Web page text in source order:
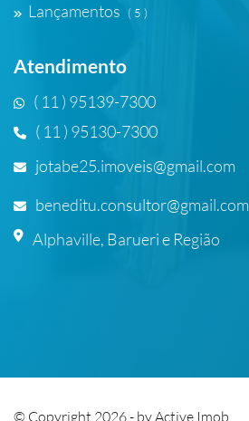
Lançamentos ( 5 )
Atendimento
( 11 ) 95139-7300
( 11 ) 95130-7300
jotabe25.imoveis@gmail.com
beneditu.consultor@gmail.com
Alphaville, Barueri e Região
© Copyright 2026 - byActive Imob